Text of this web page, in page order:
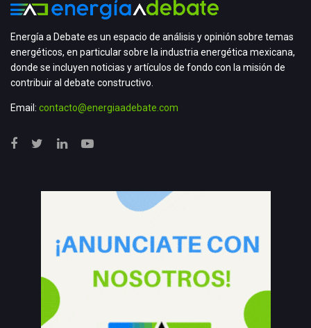
Energía a Debate es un espacio de análisis y opinión sobre temas
energéticos, en particular sobre la industria energética mexicana,
donde se incluyen noticias y artículos de fondo con la misión de
contribuir al debate constructivo.
Email: contacto@energiaadebate.com